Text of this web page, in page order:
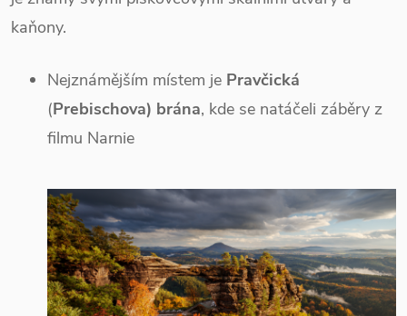
kaňony.
Nejznámějším místem je Pravčická
(Prebischova) brána, kde se natáčeli záběry z
filmu Narnie